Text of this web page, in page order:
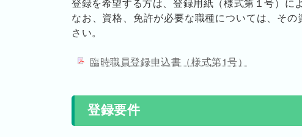
なお、資格、免許が必要な職種については、そ
さい。
臨時職員登録申込書（様式第1号）
登録要件